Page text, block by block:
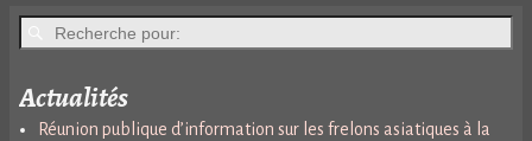
Actualités
Réunion publique d’information sur les frelons asiatiques à la